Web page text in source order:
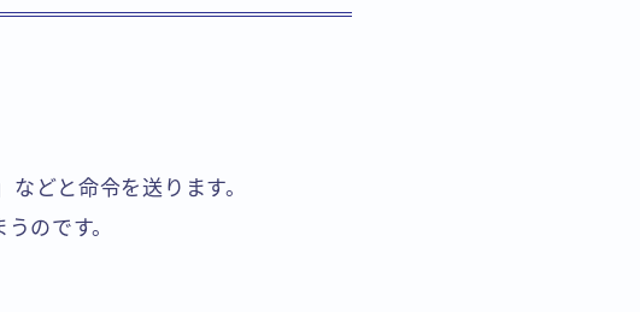
どと命令を送ります。
のです。